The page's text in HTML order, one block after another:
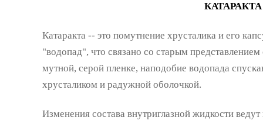
КАТАРАКТА
Катаракта -- это помутнение хрусталика и его
"водопад", что связано со старым
мутной, серой пленке, наподобие водопада
хрусталиком и радужной оболочкой.
Изменения состава внутриглазной жидкости